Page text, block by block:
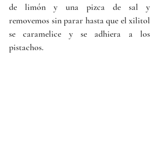
de limón y una pizca de sal y
removemos sin parar hasta que el xilitol
se caramelice y se adhiera a los
pistachos.